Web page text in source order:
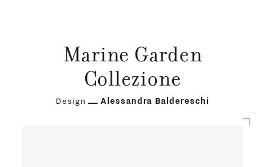
Marine Garden
Collezione
Design Alessandra Baldereschi